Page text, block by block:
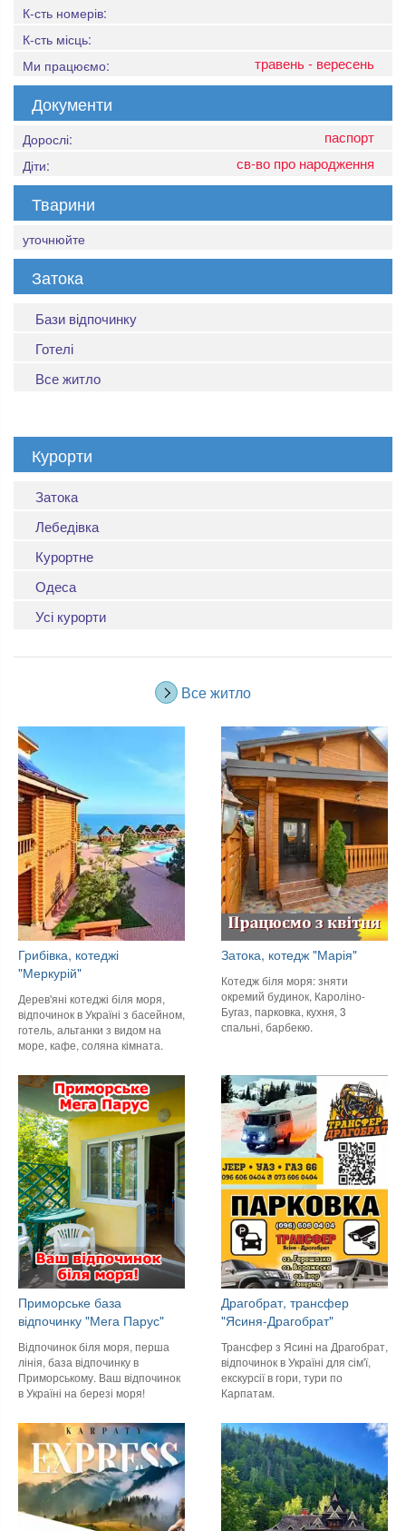
К-сть номерів:
К-сть місць:
Ми працюємо:
травень - вересень
Документи
Дорослі: паспорт
Діти: св-во про народження
Тварини
уточнюйте
Затока
Бази відпочинку
Готелі
Все житло
Курорти
Затока
Лебедівка
Курортне
Одеса
Усі курорти
Все житло
Грибівка, котеджі
"Меркурій"
Дерев'яні котеджі біля моря,
відпочинок в Україні з басейном,
готель, альтанки з видом на
море, кафе, соляна кімната.
Затока, котедж "Марія"
Котедж біля моря: зняти
окремий будинок, Кароліно-
Бугаз, парковка, кухня, 3
спальні, барбекю.
Приморське база
відпочинку "Мега Парус"
Відпочинок біля моря, перша
лінія, база відпочинку в
Приморському. Ваш відпочинок
в Україні на березі моря!
Драгобрат, трансфер
"Ясиня-Драгобрат"
Трансфер з Ясині на Драгобрат,
відпочинок в Україні для сім'ї,
екскурсії в гори, тури по
Карпатам.